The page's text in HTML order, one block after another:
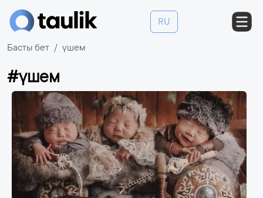
RU
Басты бет үшем
#үшем